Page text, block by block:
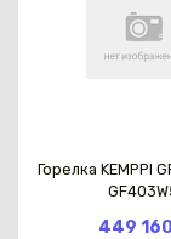
Горелка KEMPPI
449